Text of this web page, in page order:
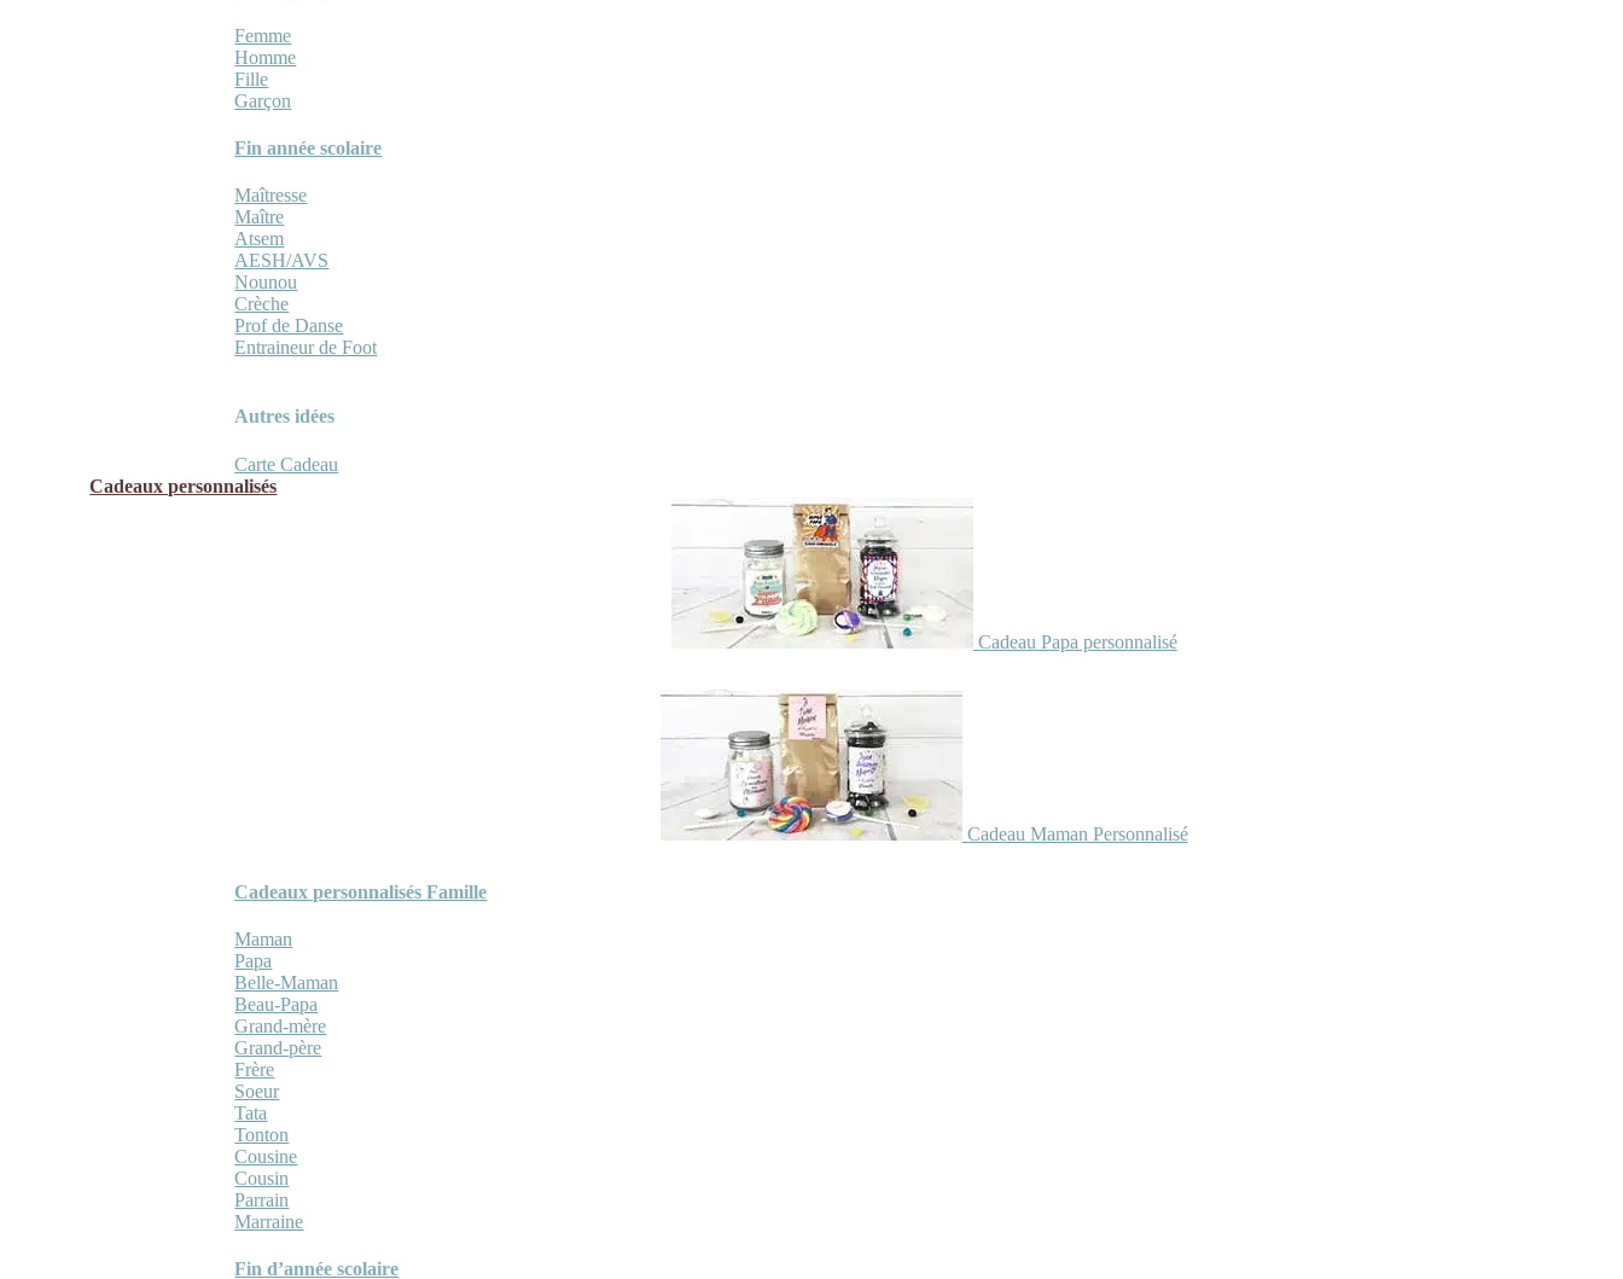
Femme
Homme
Fille
Garçon
Fin année scolaire
Maîtresse
Maître
Atsem
AESH/AVS
Nounou
Crèche
Prof de Danse
Entraineur de Foot
Autres idées
Carte Cadeau
Cadeaux personnalisés
Cadeau Papa personnalisé
Cadeau Maman Personnalisé
Cadeaux personnalisés Famille
Maman
Papa
Belle-Maman
Beau-Papa
Grand-mère
Grand-père
Frère
Soeur
Tata
Tonton
Cousine
Cousin
Parrain
Marraine
Fin d’année scolaire